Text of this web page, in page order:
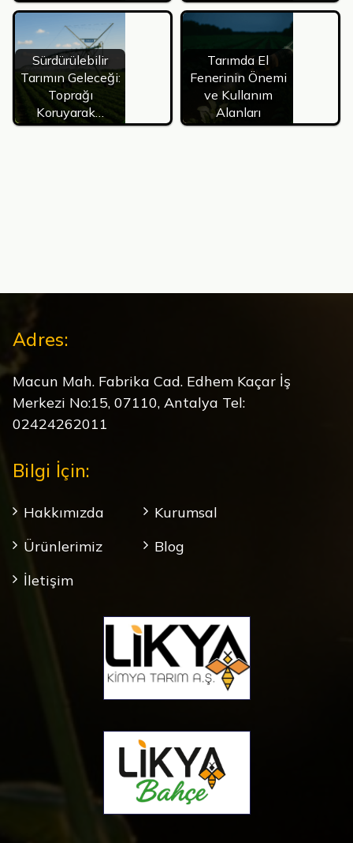
Sürdürülebilir
Tarımın Geleceği:
Toprağı
Koruyarak…
Tarımda El
Fenerinin Önemi
ve Kullanım
Alanları
Adres:
Macun Mah. Fabrika Cad. Edhem Kaçar İş
Merkezi No:15, 07110, Antalya Tel:
02424262011
Bilgi İçin:
Hakkımızda
Kurumsal
Ürünlerimiz
Blog
İletişim